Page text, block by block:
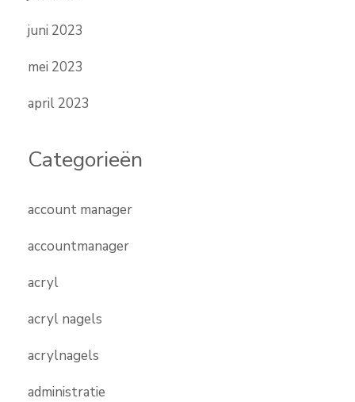
juni 2023
mei 2023
april 2023
Categorieën
account manager
accountmanager
acryl
acryl nagels
acrylnagels
administratie